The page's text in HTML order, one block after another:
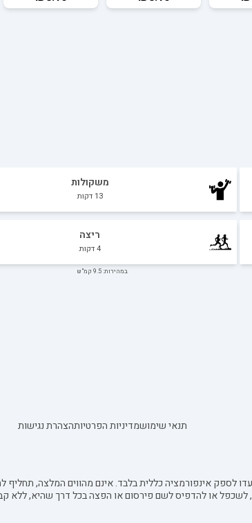
משקולות
13 דקות
ריצה
4דקות
במהירות: 9.5 קמ"ש
תנאי שימושמדיניות הפרטיותהצהרת נגישות
לספק אינפורמציה כללית בלבד. אינם מהווים המלצה, תחליף
לשכפל או להדפיס לשם פירסום או הפצה בכל דרך שהיא, ללא